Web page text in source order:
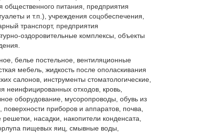
питания, предприятия
и т.п.), учреждения соцобеспечения,
транспорт, предприятия
оздоровительные комплексы, объекты
белье постельное, вентиляционные
мебель, жидкость после ополаскивания
салонов, инструменты стоматологические,
неинфицированных отходов, кровь,
оборудование, мусоропроводы, обувь из
приборов и аппаратов, почва,
насадки, накопители конденсата,
пищевых яиц, смывные воды,